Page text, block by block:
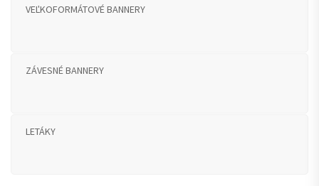
VEĽKOFORMÁTOVÉ BANNERY
ZÁVESNÉ BANNERY
LETÁKY